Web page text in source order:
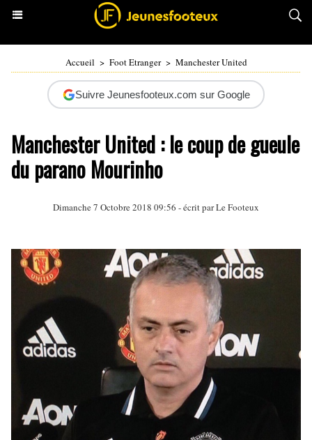
Accueil > Foot Etranger > Manchester United
Suivre Jeunesfooteux.com sur Google
Manchester United : le coup de gueule
du parano Mourinho
Dimanche 7 Octobre 2018 09:56 - écrit par Le Footeux